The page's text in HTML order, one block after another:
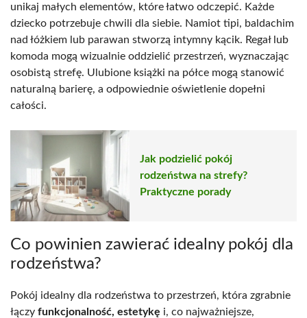
unikaj małych elementów, które łatwo odczepić. Każde
dziecko potrzebuje chwili dla siebie. Namiot tipi, baldachim
nad łóżkiem lub parawan stworzą intymny kącik. Regał lub
komoda mogą wizualnie oddzielić przestrzeń, wyznaczając
osobistą strefę. Ulubione książki na półce mogą stanowić
naturalną barierę, a odpowiednie oświetlenie dopełni
całości.
Jak podzielić pokój
rodzeństwa na strefy?
Praktyczne porady
Co powinien zawierać idealny pokój dla
rodzeństwa?
Pokój idealny dla rodzeństwa to przestrzeń, która zgrabnie
łączy funkcjonalność, estetykę i, co najważniejsze,